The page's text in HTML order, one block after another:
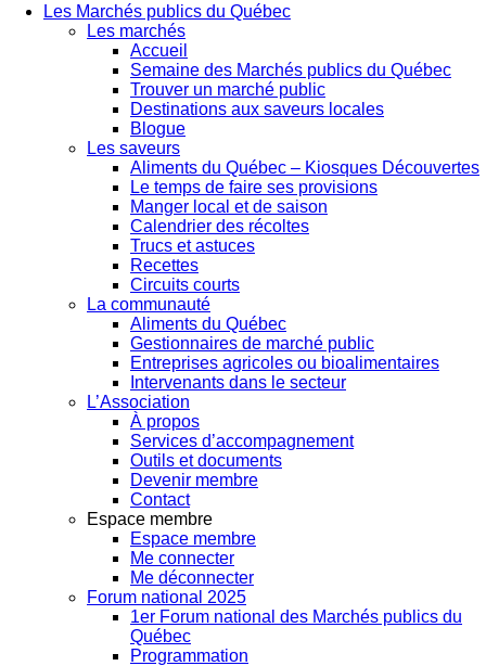
Les Marchés publics du Québec
Les marchés
Accueil
Semaine des Marchés publics du Québec
Trouver un marché public
Destinations aux saveurs locales
Blogue
Les saveurs
Aliments du Québec – Kiosques Découvertes
Le temps de faire ses provisions
Manger local et de saison
Calendrier des récoltes
Trucs et astuces
Recettes
Circuits courts
La communauté
Aliments du Québec
Gestionnaires de marché public
Entreprises agricoles ou bioalimentaires
Intervenants dans le secteur
L’Association
À propos
Services d’accompagnement
Outils et documents
Devenir membre
Contact
Espace membre
Espace membre
Me connecter
Me déconnecter
Forum national 2025
1er Forum national des Marchés publics du
Québec
Programmation